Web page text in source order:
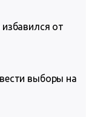
от
выборы на